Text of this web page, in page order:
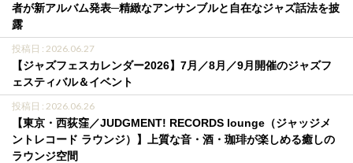
者が新アルバム発表─精緻なアンサンブルと自在なジャズ話法を披
露
投稿日 : 2026.06.27
【ジャズフェスカレンダー2026】7月／8月／9月開催のジャズフ
ェスティバル＆イベント
投稿日 : 2026.06.26
【東京・西荻窪／JUDGMENT! RECORDS lounge（ジャッジメ
ントレコード ラウンジ）】上質な音・酒・珈琲が楽しめる癒しの
ラウンジ空間